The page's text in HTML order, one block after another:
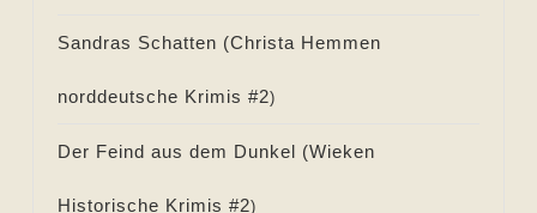
Sandras Schatten (Christa Hemmen
norddeutsche Krimis #2)
Der Feind aus dem Dunkel (Wieken
Historische Krimis #2)